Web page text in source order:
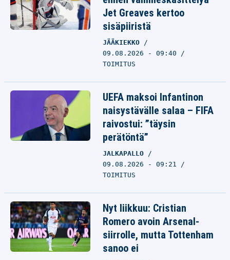
Jet Greaves kertoo
sisäpiiristä
JÄÄKIEKKO
09.08.2026 - 09:40
TOIMITUS
UEFA maksoi Infantinon
naisystävälle salaa – FIFA
raivostui: ”täysin
perätöntä”
JALKAPALLO
09.08.2026 - 09:21
TOIMITUS
Nyt liikkuu: Cristian
Romero avoin Arsenal-
siirrolle, mutta Tottenham
sanoo ei